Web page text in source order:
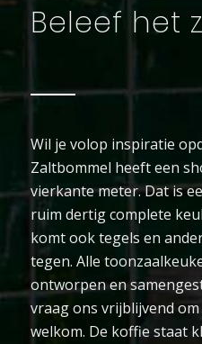
Beleef het
Wil je volop inspiratie
Zaltbommel heeft een
vierkante meter. Dat is
ruim dertig complete
komt ook tegels en
tegen. Alle
ontworpen en
vraag ons vrijblijvend om
welkom. De koffie staat